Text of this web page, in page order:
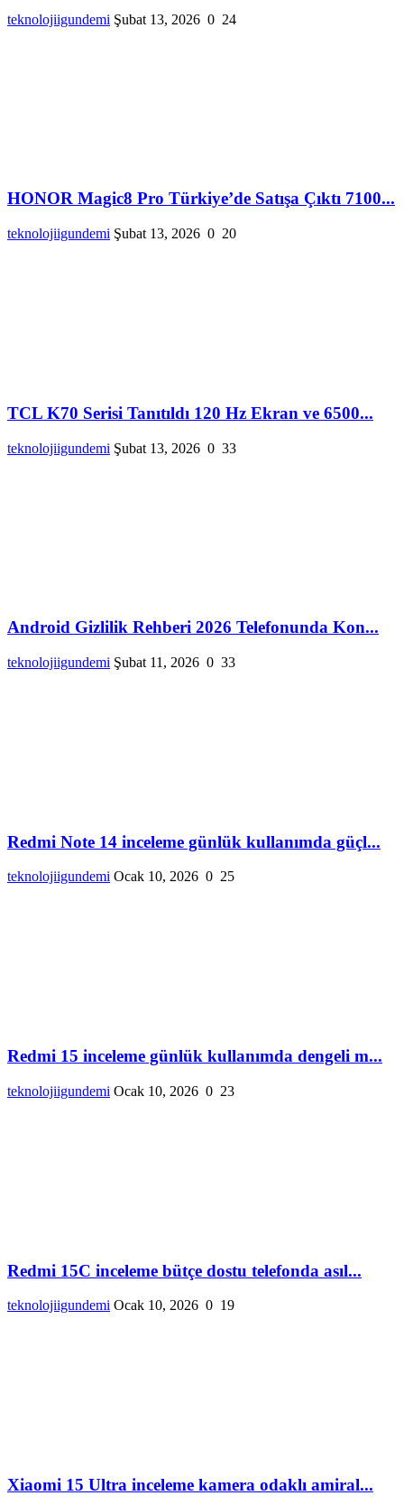
teknolojiigundemi Şubat 13, 2026 0 24
HONOR Magic8 Pro Türkiye’de Satışa Çıktı 7100...
teknolojiigundemi Şubat 13, 2026 0 20
TCL K70 Serisi Tanıtıldı 120 Hz Ekran ve 6500...
teknolojiigundemi Şubat 13, 2026 0 33
Android Gizlilik Rehberi 2026 Telefonunda Kon...
teknolojiigundemi Şubat 11, 2026 0 33
Redmi Note 14 inceleme günlük kullanımda güçl...
teknolojiigundemi Ocak 10, 2026 0 25
Redmi 15 inceleme günlük kullanımda dengeli m...
teknolojiigundemi Ocak 10, 2026 0 23
Redmi 15C inceleme bütçe dostu telefonda asıl...
teknolojiigundemi Ocak 10, 2026 0 19
Xiaomi 15 Ultra inceleme kamera odaklı amiral...